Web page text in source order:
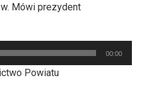
Mówi prezydent
00:00
Powiatu